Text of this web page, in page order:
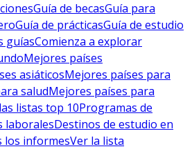
Guía de becasGuía para
Guía de prácticasGuía de estudio
guíasComienza a explorar
Mejores países
asiáticosMejores países para
saludMejores países para
listas top 10Programas de
laboralesDestinos de estudio en
los informesVer la lista